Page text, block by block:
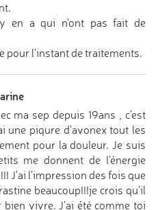
en a qui n'ont pas fait de
pour l'instant de traitements.
ma sep depuis 19ans , c'est
une piqure d'avonex tout les
pour la douleur. Je suis
me donnent de l'énergie
J'ai l'impression des fois que
beaucoup!!!je crois qu'il
vivre. J'ai été comme toi